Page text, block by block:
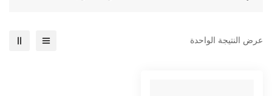
عرض النتيجة الواحدة